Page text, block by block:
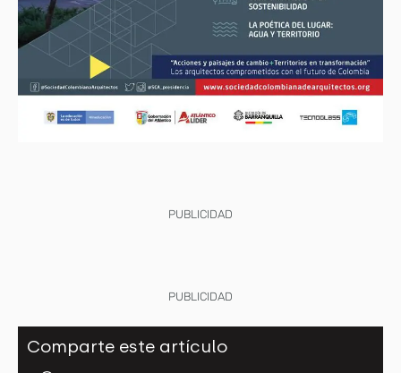
PUBLICIDAD
PUBLICIDAD
Comparte este artículo